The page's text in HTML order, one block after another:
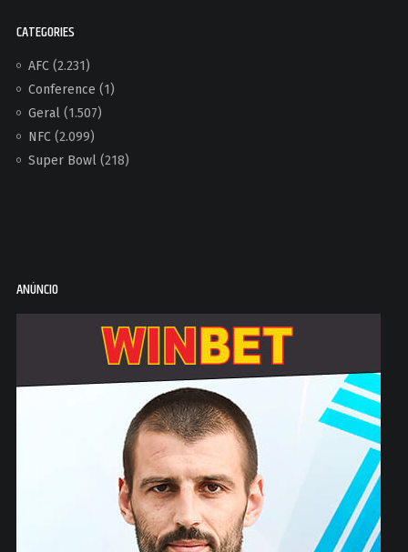
CATEGORIES
AFC(2.231)
Conference (1)
Geral(1.507)
NFC(2.099)
Super Bowl(218)
ANÚNCIO